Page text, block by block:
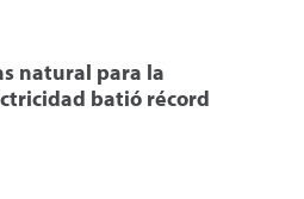
natural para la
batió récord